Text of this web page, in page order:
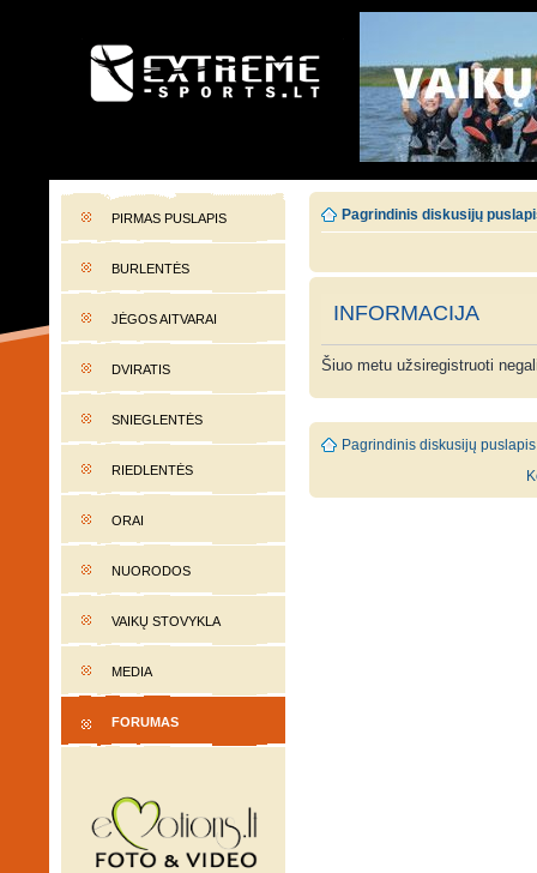
EXTREME-SPORTS.LT
PIRMAS PUSLAPIS
BURLENTĖS
JĖGOS AITVARAI
DVIRATIS
SNIEGLENTĖS
RIEDLENTĖS
ORAI
NUORODOS
VAIKŲ STOVYKLA
MEDIA
FORUMAS
Pagrindinis diskusijų
INFORMACIJA
Šiuo metu užsiregistruoti
Pagrindinis diskusijų puslapis